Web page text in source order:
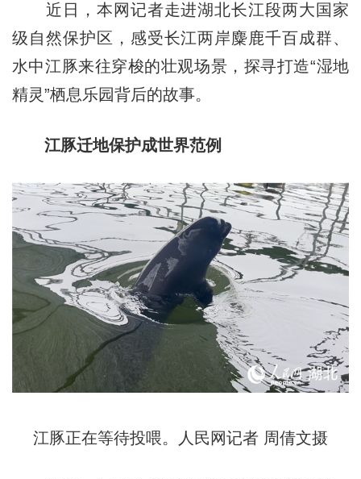
近日，本网记者走进湖北长江段两大国家
级自然保护区，感受长江两岸麋鹿千百成群、
水中江豚来往穿梭的壮观场景，探寻打造“湿地
精灵”栖息乐园背后的故事。
江豚迁地保护成世界范例
江豚正在等待投喂。人民网记者 周倩文摄